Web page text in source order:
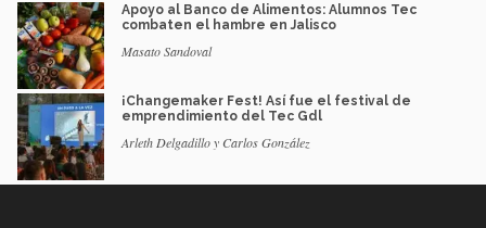
Apoyo al Banco de Alimentos: Alumnos Tec
combaten el hambre en Jalisco
Masato Sandoval
¡Changemaker Fest! Así fue el festival de
emprendimiento del Tec Gdl
Arleth Delgadillo y Carlos González